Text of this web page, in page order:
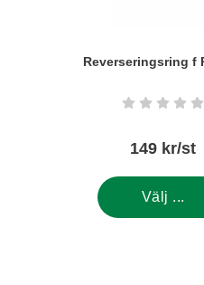
Reverseringsring f
Betyg:
149 kr/st
Välj ...